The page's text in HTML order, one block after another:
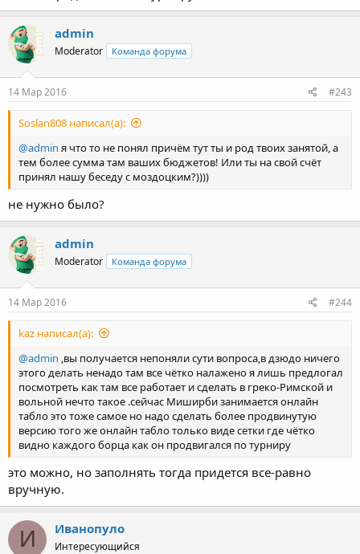
admin
Moderator Команда форума
14 Мар 2016 #243
Soslan808 написал(а):
@admin я что то не понял причём тут ты и род твоих занятой, а
тем более сумма там ваших бюджетов! Или ты на свой счёт
принял нашу беседу с моздоцким?))))
не нужно было?
admin
Moderator Команда форума
14 Мар 2016 #244
kaz написал(а):
@admin ,вы получается непоняли сути вопроса,в дзюдо ничего
этого делать ненадо там все чётко налажено я лишь предлогал
посмотреть как там все работает и сделать в греко-Римской и
вольной нечто такое .сейчас Миширби занимается онлайн
табло это тоже самое но надо сделать более продвинутую
версию того же онлайн табло только виде сетки где чётко
видно каждого борца как он продвигался по турниру
это можно, но заполнять тогда придется все-равно
вручную.
И Иванопуло
Интересующийся